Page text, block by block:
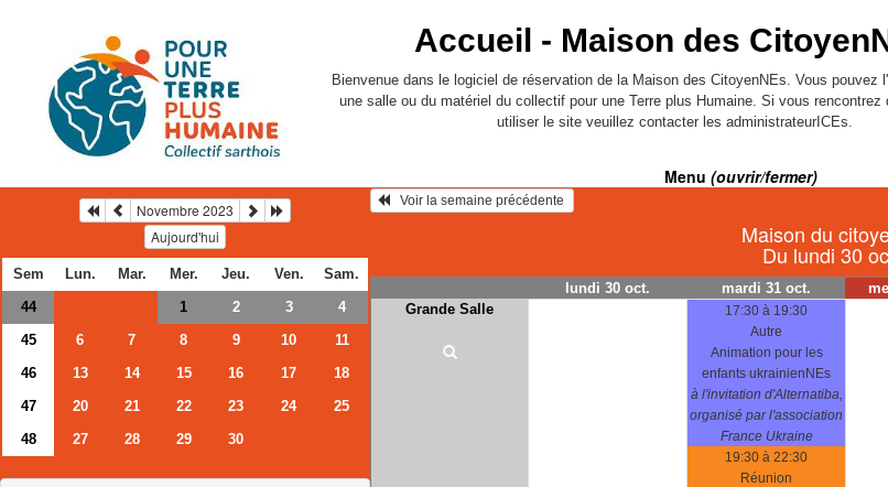
Accueil - Maison des
Bienvenue dans le logiciel de réservation de la Maison des CitoyenNEs. Vous pouvez
une salle ou du matériel du collectif pour une Terre plus Humaine. Si vous rencontrez
utiliser le site veuillez contacter les administrateurICEs.
Menu (ouvrir/fermer)
Novembre 2023
Aujourd'hui
Sem Lun. Mar. Mer. Jeu. Ven.
Sam.
44
1 2 3
4
45
6 7 8 9 10
11
46
13 14 15 16 17
18
47
20 21 22 23 24
25
48
27 28 29 30
Maison du
Du lundi 30
lundi 30 oct. mardi 31 oct.
Grande Salle
17:30 à 19:30
Autre
Animation pour les
enfants ukrainienNEs
à l'invitation d'Alternatiba,
organisé par l'association
France Ukraine
19:30 à 22:30
Réunion